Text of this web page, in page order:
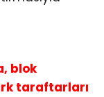
blok
taraftarları